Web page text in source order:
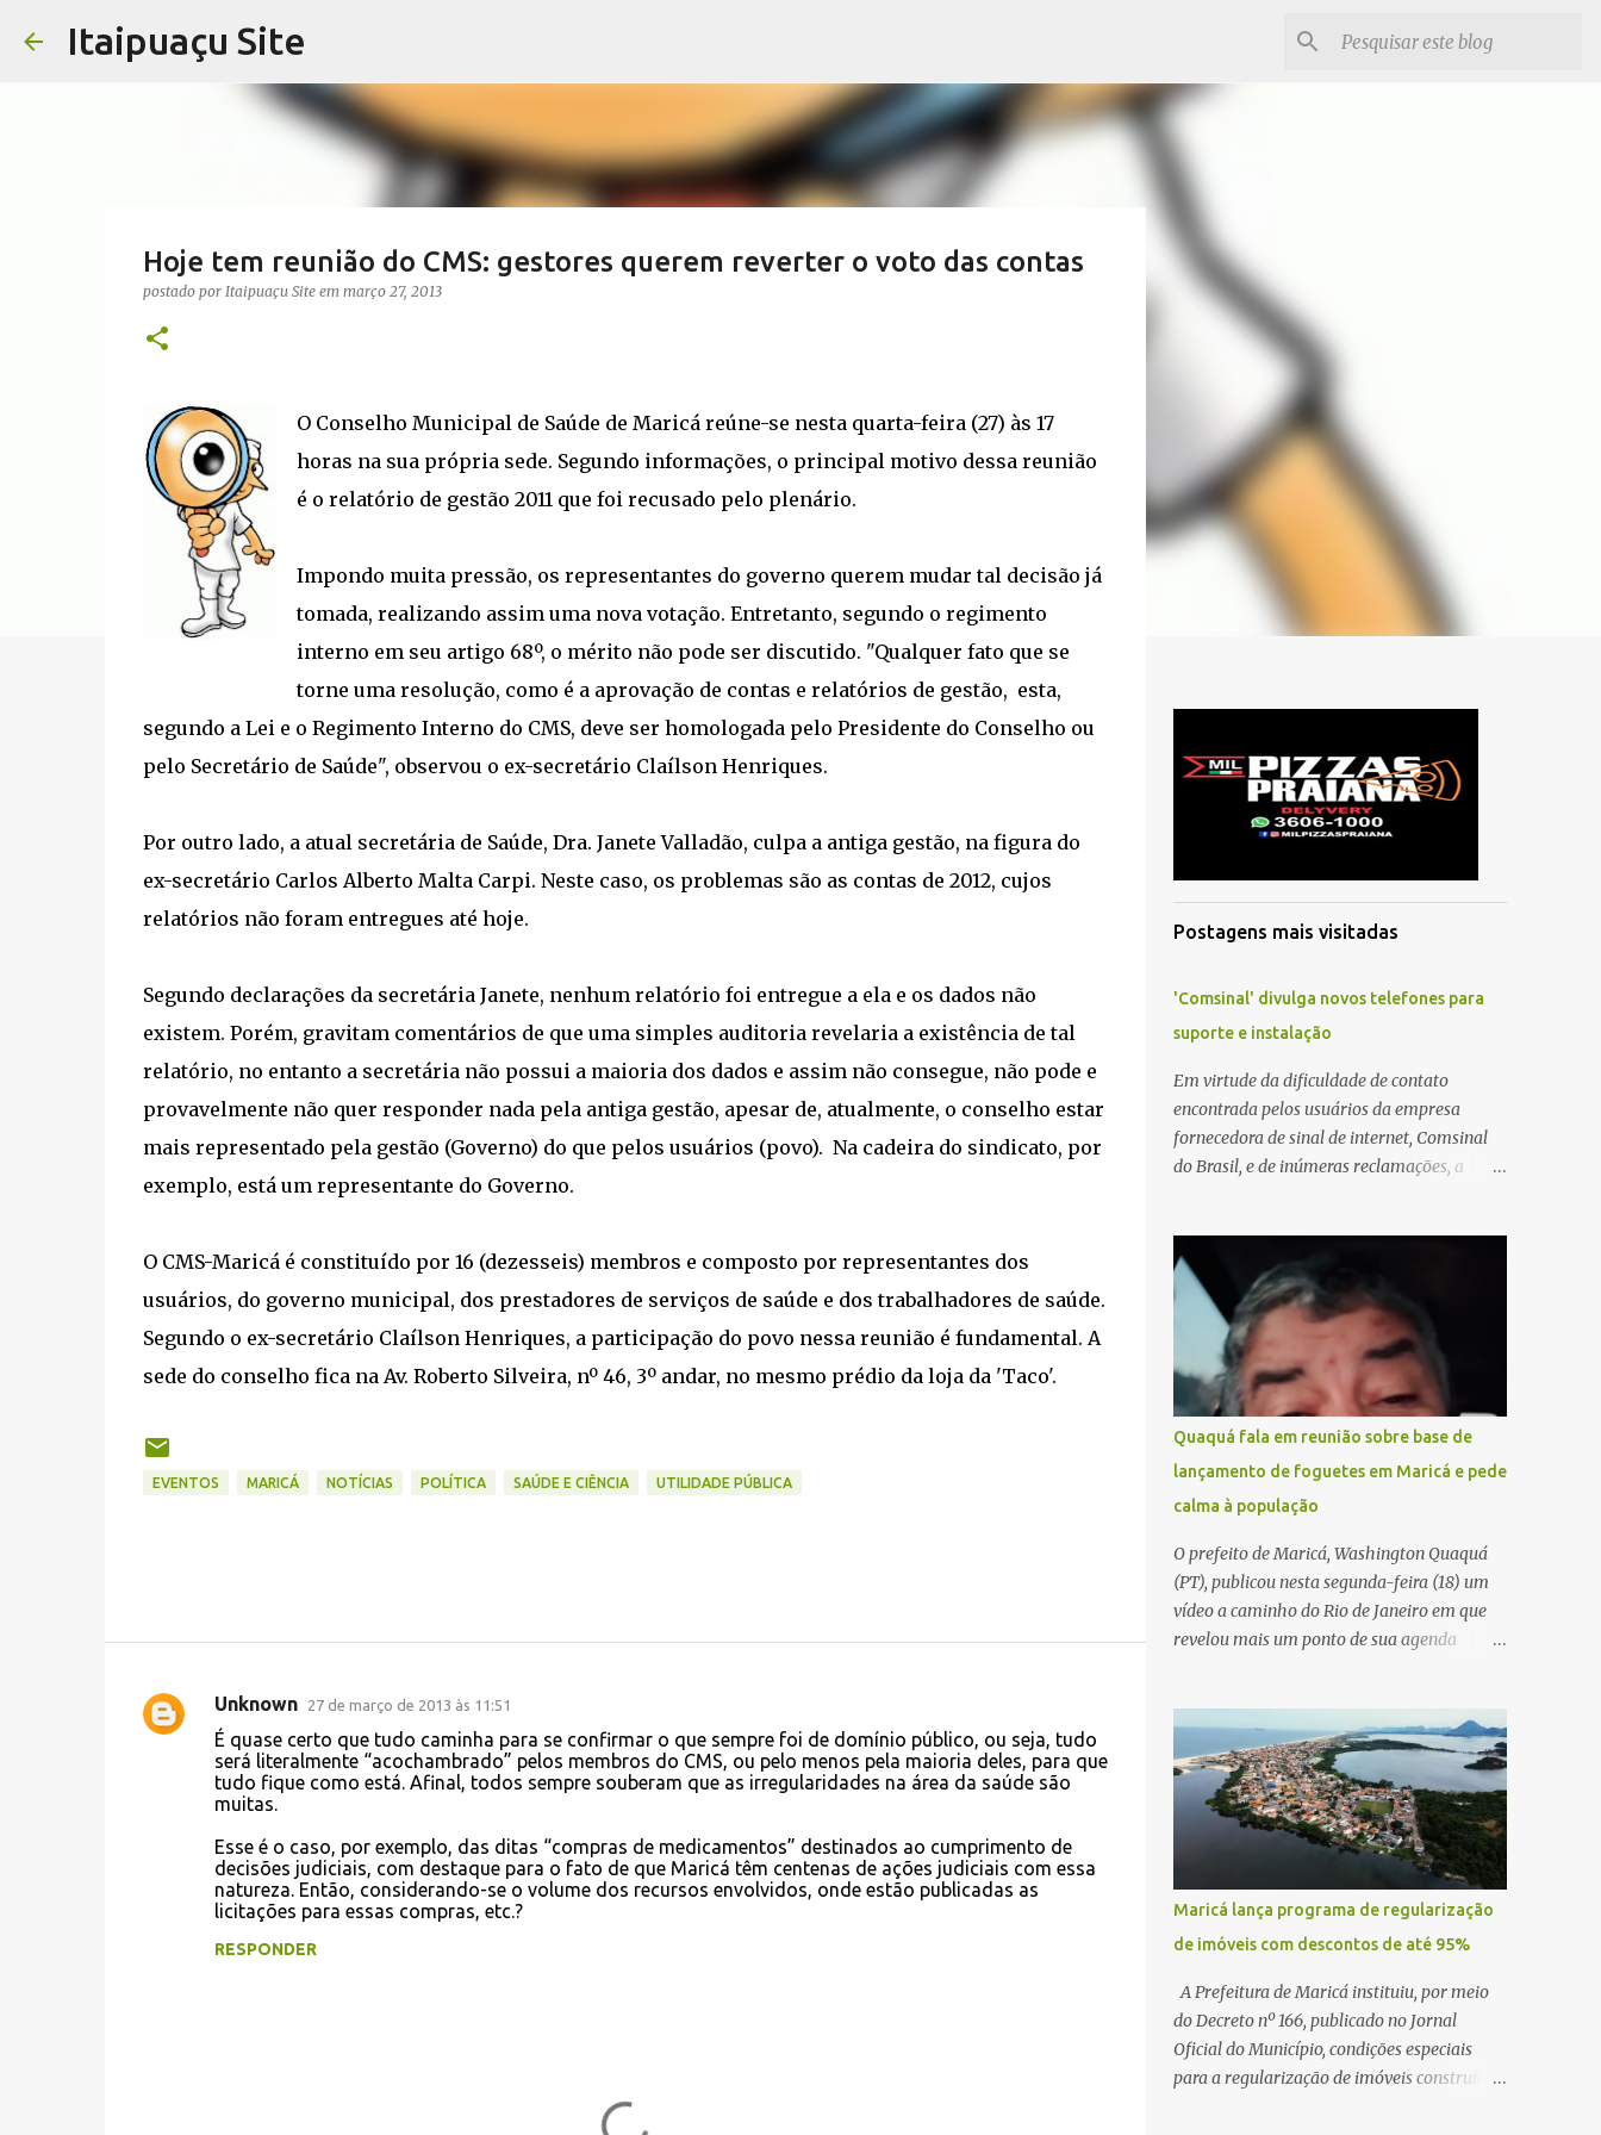
Itaipuaçu Site
Hoje tem reunião do CMS: gestores querem reverter o voto das contas
postado por Itaipuaçu Site em março 27, 2013
O Conselho Municipal de Saúde de Maricá reúne-se nesta quarta-feira (27) às 17
horas na sua própria sede. Segundo informações, o principal motivo dessa reunião
é o relatório de gestão 2011 que foi recusado pelo plenário.
Impondo muita pressão, os representantes do governo querem mudar tal decisão já
tomada, realizando assim uma nova votação. Entretanto, segundo o regimento
interno em seu artigo 68º, o mérito não pode ser discutido. "Qualquer fato que se
torne uma resolução, como é a aprovação de contas e relatórios de gestão, esta,
segundo a Lei e o Regimento Interno do CMS, deve ser homologada pelo Presidente do Conselho ou
pelo Secretário de Saúde", observou o ex-secretário Claílson Henriques.
Por outro lado, a atual secretária de Saúde, Dra. Janete Valladão, culpa a antiga gestão, na figura do
ex-secretário Carlos Alberto Malta Carpi. Neste caso, os problemas são as contas de 2012, cujos
relatórios não foram entregues até hoje.
Segundo declarações da secretária Janete, nenhum relatório foi entregue a ela e os dados não
existem. Porém, gravitam comentários de que uma simples auditoria revelaria a existência de tal
relatório, no entanto a secretária não possui a maioria dos dados e assim não consegue, não pode e
provavelmente não quer responder nada pela antiga gestão, apesar de, atualmente, o conselho estar
mais representado pela gestão (Governo) do que pelos usuários (povo). Na cadeira do sindicato, por
exemplo, está um representante do Governo.
O CMS-Maricá é constituído por 16 (dezesseis) membros e composto por representantes dos
usuários, do governo municipal, dos prestadores de serviços de saúde e dos trabalhadores de saúde.
Segundo o ex-secretário Claílson Henriques, a participação do povo nessa reunião é fundamental. A
sede do conselho fica na Av. Roberto Silveira, nº 46, 3º andar, no mesmo prédio da loja da 'Taco'.
EVENTOS MARICÁ NOTÍCIAS POLÍTICA SAÚDE E CIÊNCIA UTILIDADE PÚBLICA
C
Unknown 27 de março de 2013 às 11:51
É quase certo que tudo caminha para se confirmar o que sempre foi de domínio público, ou seja, tudo
será literalmente “acochambrado” pelos membros do CMS, ou pelo menos pela maioria deles, para que
tudo fique como está. Afinal, todos sempre souberam que as irregularidades na área da saúde são
muitas.
Esse é o caso, por exemplo, das ditas “compras de medicamentos” destinados ao cumprimento de
decisões judiciais, com destaque para o fato de que Maricá têm centenas de ações judiciais com essa
natureza. Então, considerando-se o volume dos recursos envolvidos, onde estão publicadas as
licitações para essas compras, etc.?
RESPONDER
Postagens mais visitadas
'Comsinal' divulga novos telefones para
suporte e instalação
Em virtude da dificuldade de contato
encontrada pelos usuários da empresa
fornecedora de sinal de internet, Comsinal
do Brasil, e de inúmeras reclamações, a
suporte técnico. Confira, a seguir: 2623-
5858, 2623-9006 e 26235651
Quaquá fala em reunião sobre base de
lançamento de foguetes em Maricá e pede
calma à população
O prefeito de Maricá, Washington Quaquá
(PT), publicou nesta segunda-feira (18) um
vídeo a caminho do Rio de Janeiro em que
revelou mais um ponto de sua agenda
pessoal, para tratar da possibilidade de
construir no município uma base e centro de
lançamento de foguetes e satélites. A
declaração chamou atenção pela ousadia do
projeto, que colocaria Maricá em um novo
patamar de visibilidade tecnológica e
estratégica. Segundo Quaquá, a conversa
será o início de um debate maior sobre a
viabilidade dessa estrutura na cidade.
Durante o vídeo, o prefeito também
respondeu às críticas que vem recebendo.
Segundo ele, muitas pessoas estão dizendo
que promete muito, mas não estaria
Maricá lança programa de regularização
de imóveis com descontos de até 95%
A Prefeitura de Maricá instituiu, por meio
do Decreto nº 166, publicado no Jornal
Oficial do Município, condições especiais
para a regularização de imóveis construídos